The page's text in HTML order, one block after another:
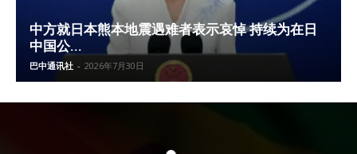
中方就日本熊本地震遇难者表示哀悼 持续为在日
中国公...
巴中通讯社 - 2026年7月30日